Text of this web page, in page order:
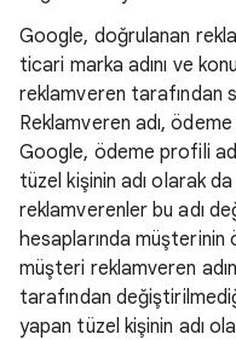
Google, doğrulanan
ticari marka adını ve
reklamveren tarafından
Reklamveren adı,
Google, ödeme profili
tüzel kişinin adı olarak
reklamverenler bu adı
hesaplarında müşterinin
müşteri reklamveren
tarafından
yapan tüzel kişinin adı